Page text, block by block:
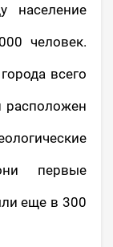
население
человек.
всего
первые
еще в 300